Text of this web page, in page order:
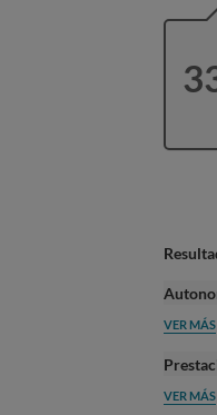
VER MÁS
VER MÁS